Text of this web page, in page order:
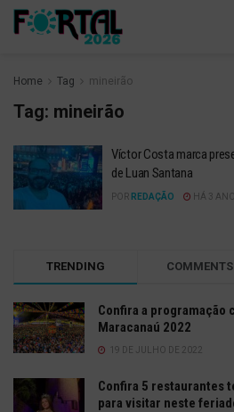
Home Tag mineirão
Tag: mineirão
Víctor Costa marca
de Luan Santana
POR REDAÇÃO HÁ 3
TRENDING COMMENTS
Confira a programação
Maracanaú 2022
19 DE JULHO DE 2022
Confira 5 restaurantes
para visitar neste